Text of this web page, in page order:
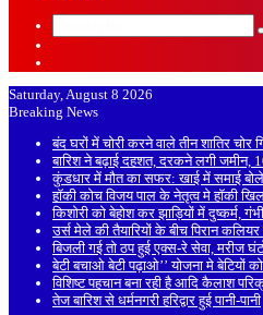
Saturday, August 8 2026
Breaking News
बंद घरों में चोरी करने वाले तीन शातिर चोर
बारिश ने बढ़ाई दहशत, दरकने लगी जमीन,
कुंडधार में मौत का सफर: खाई में समाई
हॉकी कोच विजय पाल के नेतृत्व मे हॉकी
किशोरी को बेहोश कर झाड़ियों में दुष्कर्म,
उर्स मेले की तैयारियों के बीच पिरान
बिजली गई तो ठप हुई एक्स-रे सेवा, मरीज
बेटी बचाओ बेटी पढ़ाओ’’ योजना मे बेटियों
विशिष्ट पहचान बना रही है आदि कैलाश
तेज बारिश से धर्मनगरी हरिद्वार हुई पानी-पानी